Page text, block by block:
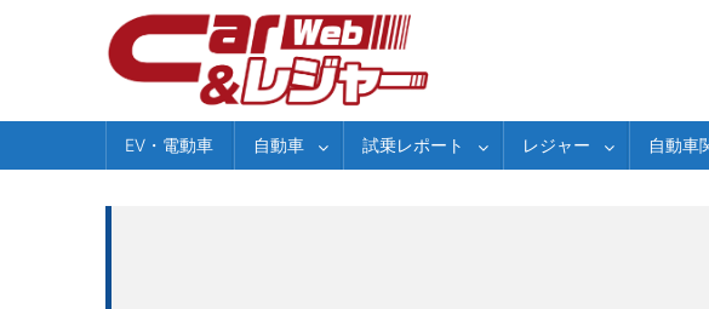
EV・電動車 自動車 試乗レポート レジャー 自動車